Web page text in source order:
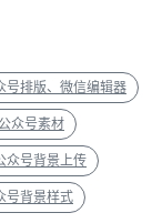
号排版、微信编辑器
众号素材
众号背景上传
号背景样式